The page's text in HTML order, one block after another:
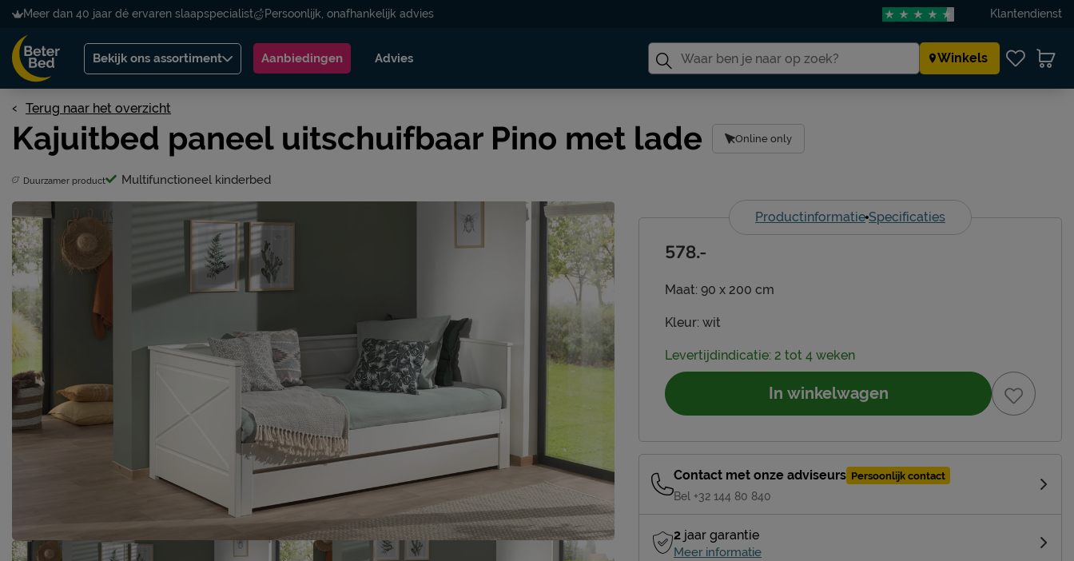
Meer dan 40 jaar dé ervaren slaapspecialist Persoonlijk, onafhankelijk advies Klantendienst
Bekijk ons assortiment Aanbiedingen Advies Winkels
Terug naar het overzicht
Kajuitbed paneel uitschuifbaar Pino met lade Online only
Duurzamer product Multifunctioneel kinderbed
Productinformatie Specificaties
Maat: 90 x 200 cm
Kleur: wit
578.-
Levertijdindicatie: 2 tot 4 weken
In winkelwagen
Contact met onze adviseurs Persoonlijk contact
Bel +32 144 80 840
2 jaar garantie
Meer informatie